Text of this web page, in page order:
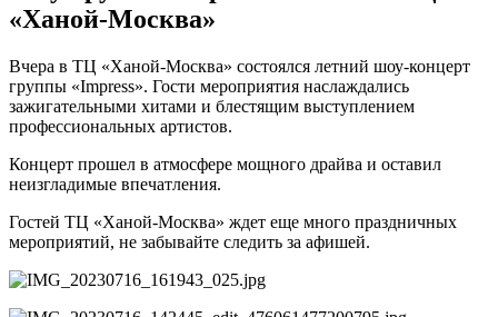
«Ханой-Москва»
Вчера в ТЦ «Ханой-Москва» состоялся летний шоу-концерт
группы «Impress». Гости мероприятия наслаждались
зажигательными хитами и блестящим выступлением
профессиональных артистов.
Концерт прошел в атмосфере мощного драйва и оставил
неизгладимые впечатления.
Гостей ТЦ «Ханой-Москва» ждет еще много праздничных
мероприятий, не забывайте следить за афишей.